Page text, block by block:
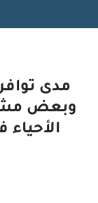
مدى
وبعض
الأحياء